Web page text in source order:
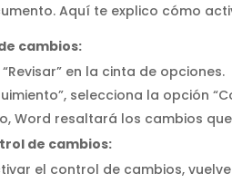
Aquí te explico cómo
cambios:
en la cinta de opciones.
selecciona la opción
Word resaltará los cambios
de cambios:
el control de cambios,